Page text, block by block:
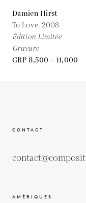
Damien Hirst
To Love, 2008
Édition Limitée
Gravure
GBP 8,500 - 11,000
CONTACT
AMÉRIQUES